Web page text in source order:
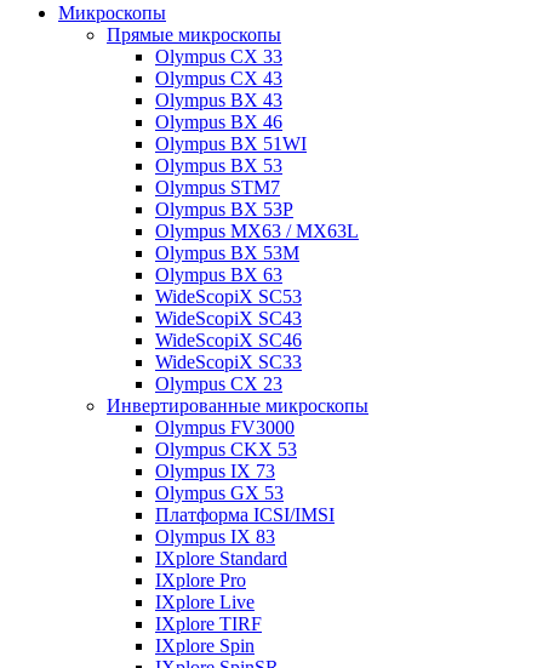
Микроскопы
Прямые микроскопы
Olympus CX 33
Olympus CX 43
Olympus BX 43
Olympus BX 46
Olympus BX 51WI
Olympus BX 53
Olympus STM7
Olympus BX 53P
Olympus MX63 / MX63L
Olympus BX 53M
Olympus BX 63
WideScopiX SC53
WideScopiX SC43
WideScopiX SC46
WideScopiX SC33
Olympus CX 23
Инвертированные микроскопы
Olympus FV3000
Olympus CKX 53
Olympus IX 73
Olympus GX 53
Платформа ICSI/IMSI
Olympus IX 83
IXplore Standard
IXplore Pro
IXplore Live
IXplore TIRF
IXplore Spin